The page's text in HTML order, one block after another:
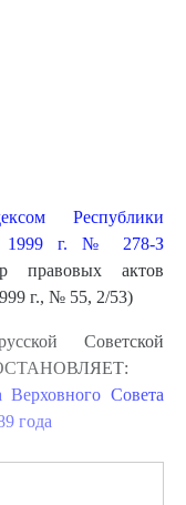
Республики
1999 г. № 278-З
правовых актов
г., № 55, 2/53)
Советской
Верховного Совета
года